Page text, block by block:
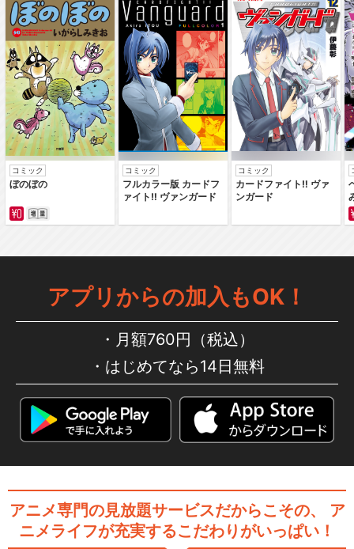
コミック
ぼのぼの
コミック
フルカラー版 カードフ
ァイト‼ ヴァンガード
コミック
カードファイト‼ ヴァ
ンガード
アプリからの加入もOK！
月額760円（税込）
はじめてなら14日無料
アニメ専門の見放題サービスだからこその、
ア
ニメライフが充実するこだわりがいっぱい！